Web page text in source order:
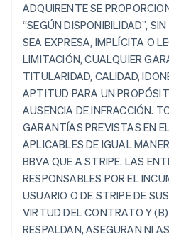
ADQUIRENTE SE
“SEGÚN DISPONIBILIDAD”,
SEA EXPRESA, IMPLÍCITA O
LIMITACIÓN, CUALQUIER
TITULARIDAD, CALIDAD,
APTITUD PARA UN
AUSENCIA DE INFRACCIÓN.
GARANTÍAS PREVISTAS EN
APLICABLES DE IGUAL
BBVA QUE A STRIPE. LAS
RESPONSABLES POR EL
USUARIO O DE STRIPE DE
VIRTUD DEL CONTRATO Y
RESPALDAN, ASEGURAN NI